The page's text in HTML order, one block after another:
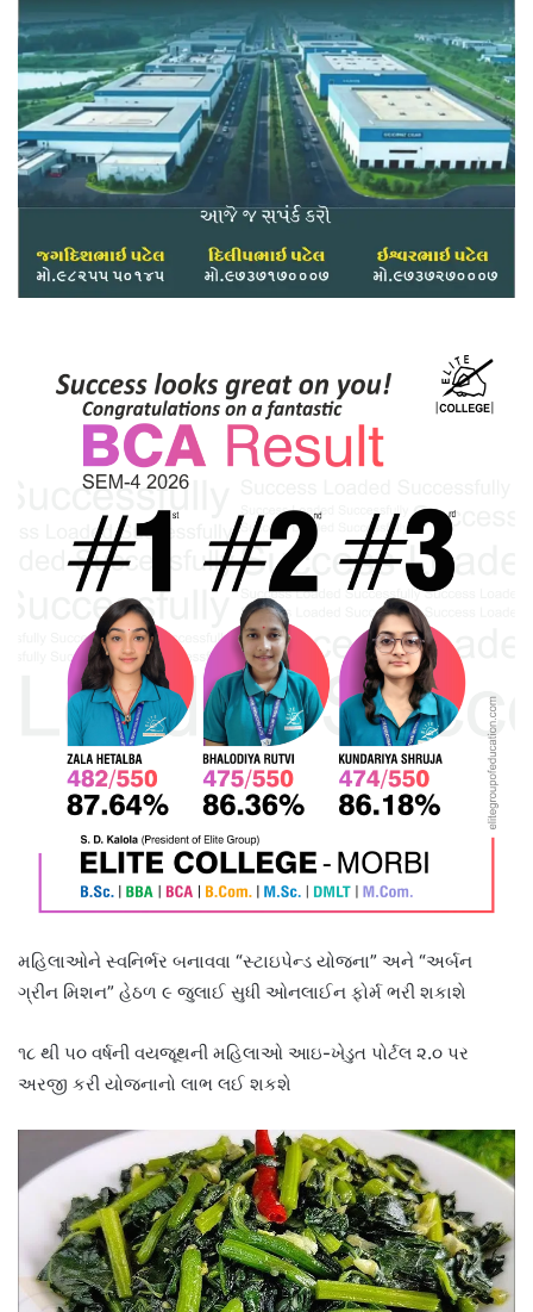
મહિલાઓને સ્વનિર્ભર બનાવવા “સ્ટાઇપેન્ડ યોજના” અને “અર્બન
ગ્રીન મિશન” હેઠળ ૯ જુલાઈ સુધી ઓનલાઈન ફોર્મ ભરી શકાશે
૧૮ થી ૫૦ વર્ષની વયજૂથની મહિલાઓ આઇ-ખેડુત પોર્ટલ ૨.૦ પર
અરજી કરી યોજનાનો લાભ લઈ શકશે